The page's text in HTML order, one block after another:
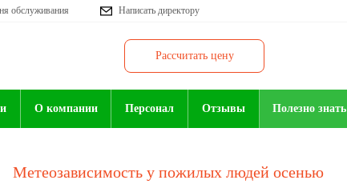
обслуживания Написать директору
Рассчитать цену
О компании Персонал Отзывы Полезно знать
Метеозависимость у пожилых людей осенью